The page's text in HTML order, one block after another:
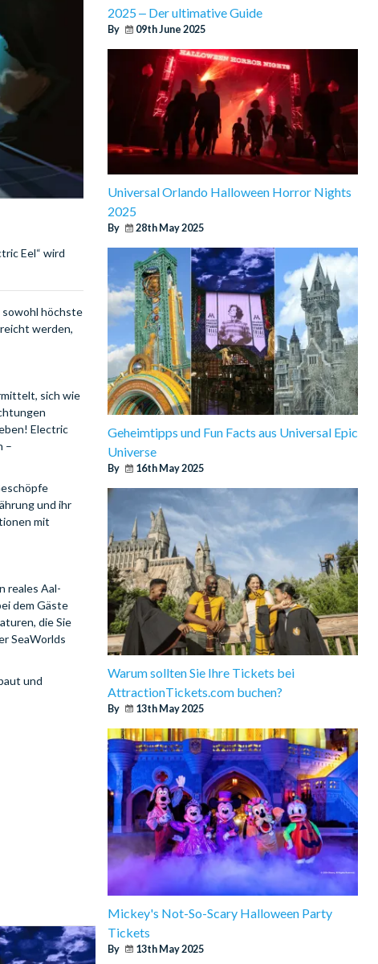
Eel“ wird
sowohl höchste
werden,
sich wie
Electric
–
und ihr
mit
reales Aal-
dem Gäste
die Sie
SeaWorlds
und
2025 ‒ Der ultimative Guide
By 09th June 2025
Universal Orlando Halloween Horror Nights
2025
By 28th May 2025
Geheimtipps und Fun Facts aus Universal Epic
Universe
By 16th May 2025
Warum sollten Sie Ihre Tickets bei
AttractionTickets.com buchen?
By 13th May 2025
Mickey's Not-So-Scary Halloween Party
Tickets
By 13th May 2025